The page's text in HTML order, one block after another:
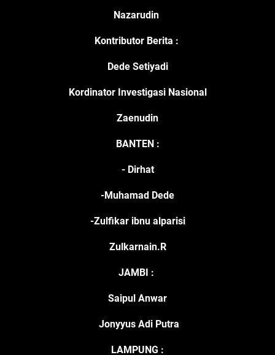
Nazarudin
Kontributor Berita :
Dede Setiyadi
Kordinator Investigasi Nasional
Zaenudin
BANTEN :
- Dirhat
-Muhamad Dede
-Zulfikar ibnu alparisi
Zulkarnain.R
JAMBI :
Saipul Anwar
Jonyyus Adi Putra
LAMPUNG :